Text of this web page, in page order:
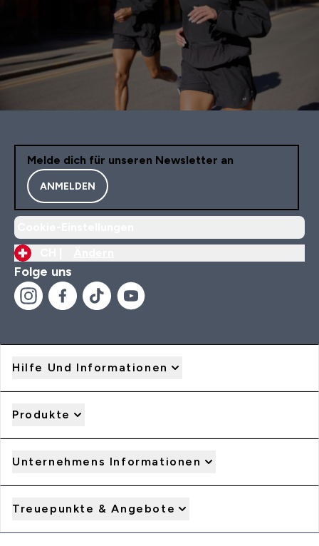
Melde dich für unseren Newsletter an
ANMELDEN
Folge uns
Hilfe Und Informationen
Produkte
Unternehmens Informationen
Treuepunkte & Angebote